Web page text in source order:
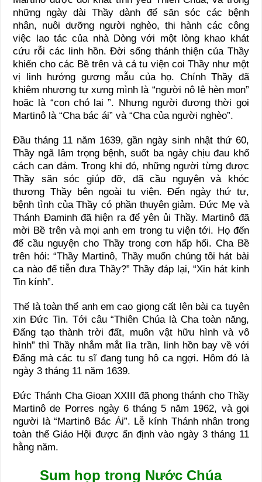
những ngày dài Thầy dành để săn sóc các bệnh
nhân, nuôi dưỡng người nghèo, thi hành các công
việc lao tác của nhà Dòng với một lòng khao khát
cứu rỗi các linh hồn. Ðời sống thánh thiện của Thầy
khiến cho các Bề trên và cả tu viện coi Thầy như một
vị linh hướng gương mẫu của họ. Chính Thầy đã
khiêm nhượng tự xưng mình là “người nô lệ hèn mọn”
hoặc là “con chó lai ”. Nhưng người đương thời gọi
Martinô là “Cha bác ái” và “Cha của người nghèo”.
Ðầu tháng 11 năm 1639, gần ngày sinh nhật thứ 60,
Thầy ngã lâm trọng bệnh, suốt ba ngày chịu đau khổ
cách can đảm. Trong khi đó, những người từng được
Thầy săn sóc giúp đỡ, đã cầu nguyện và khóc
thương Thầy bên ngoài tu viện. Ðến ngày thứ tư,
bệnh tình của Thầy có phần thuyên giảm. Ðức Mẹ và
Thánh Ðaminh đã hiện ra để yên ủi Thầy. Martinô đã
mời Bề trên và mọi anh em trong tu viện tới. Họ đến
để cầu nguyện cho Thầy trong cơn hấp hối. Cha Bề
trên hỏi: “Thầy Martinô, Thầy muốn chúng tôi hát bài
ca nào để tiễn đưa Thầy?” Thầy đáp lại, “Xin hát kinh
Tin kính”.
Thế là toàn thể anh em cao giọng cất lên bài ca tuyên
xin Ðức Tin. Tới câu “Thiên Chúa là Cha toàn năng,
Ðấng tạo thành trời đất, muôn vật hữu hình và vô
hình” thì Thầy nhắm mắt lìa trần, linh hồn bay về với
Ðấng mà các tu sĩ đang tung hô ca ngợi. Hôm đó là
ngày 3 tháng 11 năm 1639.
Ðức Thánh Cha Gioan XXIII đã phong thánh cho Thầy
Martinô de Porres ngày 6 tháng 5 năm 1962, và gọi
người là “Martinô Bác Ái”. Lễ kính Thánh nhân trong
toàn thể Giáo Hội được ấn định vào ngày 3 tháng 11
hằng năm.
Sum họp trong Nước Chúa